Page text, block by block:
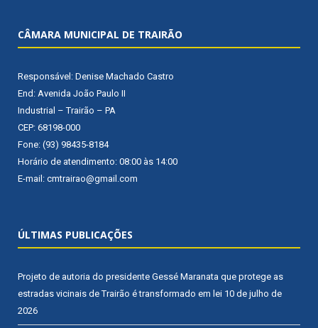
CÂMARA MUNICIPAL DE TRAIRÃO
Responsável: Denise Machado Castro
End: Avenida João Paulo II
Industrial – Trairão – PA
CEP: 68198-000
Fone: (93) 98435-8184
Horário de atendimento: 08:00 às 14:00
E-mail: cmtrairao@gmail.com
ÚLTIMAS PUBLICAÇÕES
Projeto de autoria do presidente Gessé Maranata que protege as
estradas vicinais de Trairão é transformado em lei 10 de julho de
2026